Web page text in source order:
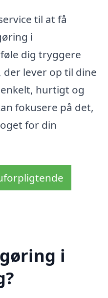
til at få
i
dig tryggere
lever op til dine
hurtigt og
fokusere på det,
for din
i